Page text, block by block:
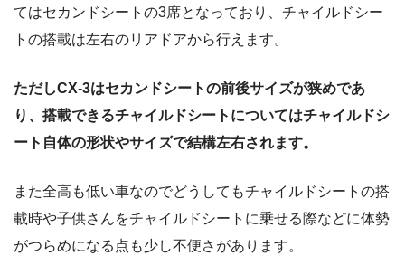
てはセカンドシートの3席となっており、チャイルドシー
トの搭載は左右のリアドアから行えます。
ただしCX-3はセカンドシートの前後サイズが狭めであ
り、搭載できるチャイルドシートについてはチャイルドシ
ート自体の形状やサイズで結構左右されます。
また全高も低い車なのでどうしてもチャイルドシートの搭
載時や子供さんをチャイルドシートに乗せる際などに体勢
がつらめになる点も少し不便さがあります。